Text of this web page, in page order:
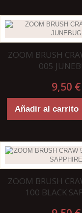
ZOOM BRUSH
005
9,50 €
Añadir al carrito
ZOOM BRUSH
100 BLACK